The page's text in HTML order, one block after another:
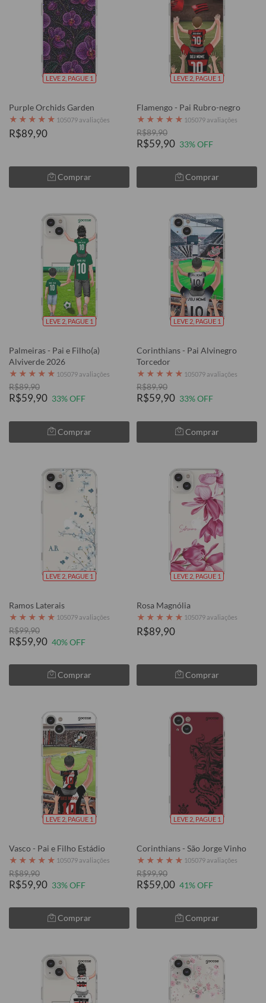
LEVE 2, PAGUE 1
Purple Orchids Garden
★ ★ ★ ★ ★ 105079 avaliações
R$89,90
Comprar
LEVE 2, PAGUE 1
Flamengo - Pai Rubro-negro
★ ★ ★ ★ ★ 105079 avaliações
R$89,90
R$59,90 33% OFF
Comprar
LEVE 2, PAGUE 1
Palmeiras - Pai e Filho(a)
Alviverde 2026
★ ★ ★ ★ ★ 105079 avaliações
R$89,90
R$59,90 33% OFF
Comprar
LEVE 2, PAGUE 1
Corinthians - Pai Alvinegro
Torcedor
★ ★ ★ ★ ★ 105079 avaliações
R$89,90
R$59,90 33% OFF
Comprar
LEVE 2, PAGUE 1
Ramos Laterais
★ ★ ★ ★ ★ 105079 avaliações
R$99,90
R$59,90 40% OFF
Comprar
LEVE 2, PAGUE 1
Rosa Magnólia
★ ★ ★ ★ ★ 105079 avaliações
R$89,90
Comprar
LEVE 2, PAGUE 1
Vasco - Pai e Filho Estádio
★ ★ ★ ★ ★ 105079 avaliações
R$89,90
R$59,90 33% OFF
Comprar
LEVE 2, PAGUE 1
Corinthians - São Jorge Vinho
★ ★ ★ ★ ★ 105079 avaliações
R$99,90
R$59,00 41% OFF
Comprar